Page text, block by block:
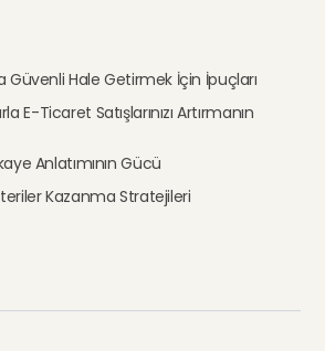
Hale Getirmek İçin İpuçları
E-Ticaret Satışlarınızı Artırmanın
Anlatımının Gücü
Kazanma Stratejileri